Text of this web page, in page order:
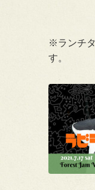
※ランチ
す。